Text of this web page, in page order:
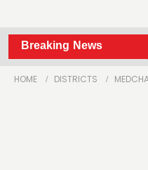
Breaking News
సిరిసిల్ల జిల్లా కాంగ్రెస్‌లో గ్రూప్
HOME DISTRICTS